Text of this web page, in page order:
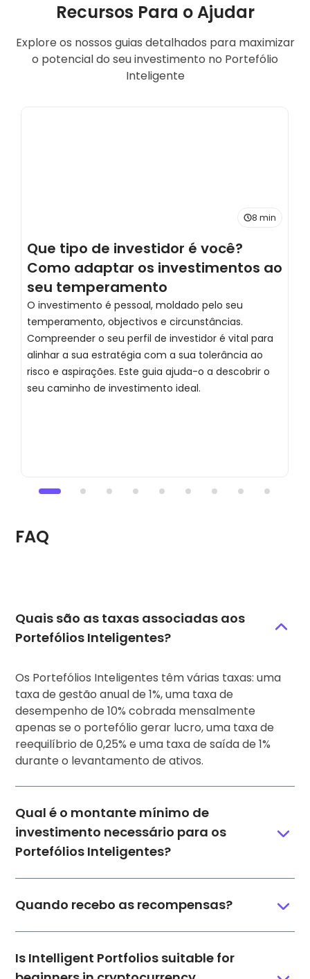
Recursos Para o Ajudar
Explore os nossos guias detalhados para maximizar
o potencial do seu investimento no Portefólio
Inteligente
8 min
Que tipo de investidor é você?
Como adaptar os investimentos ao
seu temperamento
O investimento é pessoal, moldado pelo seu
temperamento, objectivos e circunstâncias.
Compreender o seu perfil de investidor é vital para
alinhar a sua estratégia com a sua tolerância ao
risco e aspirações. Este guia ajuda-o a descobrir o
seu caminho de investimento ideal.
FAQ
Quais são as taxas associadas aos
Portefólios Inteligentes?
Os Portefólios Inteligentes têm várias taxas: uma
taxa de gestão anual de 1%, uma taxa de
desempenho de 10% cobrada mensalmente
apenas se o portefólio gerar lucro, uma taxa de
reequilíbrio de 0,25% e uma taxa de saída de 1%
durante o levantamento de ativos.
Qual é o montante mínimo de
investimento necessário para os
Portefólios Inteligentes?
Quando recebo as recompensas?
Is Intelligent Portfolios suitable for